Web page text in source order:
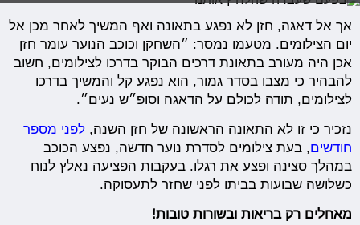
אך אל דאגה, חזן לא נפגע בתאונה ואף המשיך לאחר מכן אל
יום הצילומים. מטעמו נמסר: ״השחקן וכוכב הנוער עומר חזן
אכן היה מעורב בתאונת דרכים הבוקר בדרכו לצילומים, חשוב
להבהיר כי מצבו בסדר גמור, הוא נפגע קל והמשיך בדרכו
לצילומים, תודה לכולם על הדאגה וסופ״ש נעים״.
נזכיר כי זו לא התאונה הראשונה של חזן השנה,לפני מספר
חודשים, בעת צילומים לסדרת נוער חדשה, נפצע הכוכב
במהלך סצינה ופצע את רגלו. בעקבות הפציעה נאלץ לנוח
כשלושה שבועות בביתו לפני שחזר לתעסוקה.
מאחלים רק בריאות ובשורות טובות!